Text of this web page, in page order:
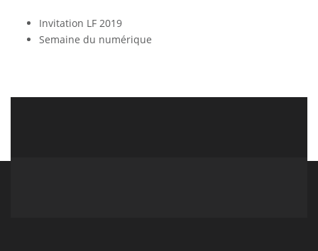
Invitation LF 2019
Semaine du numérique